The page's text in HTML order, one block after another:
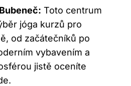
Toto centrum
jóga kurzů pro
od začátečníků po
vybavením a
jistě oceníte